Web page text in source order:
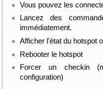
Vous pouvez les
Lancez des
immédiatement.
Afficher l'état du hotspot
Rebooter le hotspot
Forcer un checkin
configuration)